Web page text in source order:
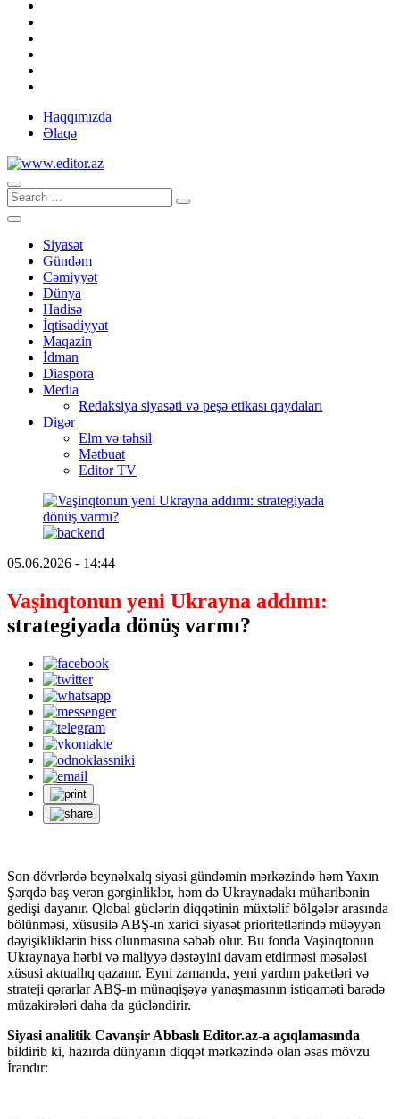
Haqqımızda
Əlaqə
Siyasət
Gündəm
Cəmiyyət
Dünya
Hadisə
İqtisadiyyat
Maqazin
İdman
Diaspora
Media
Redaksiya siyasəti və peşə etikası qaydaları
Digər
Elm və təhsil
Mətbuat
Editor TV
05.06.2026 - 14:44
Vaşinqtonun yeni Ukrayna addımı:
strategiyada dönüş varmı?
Son dövrlərdə beynəlxalq siyasi gündəmin mərkəzində həm Yaxın
Şərqdə baş verən gərginliklər, həm də Ukraynadakı müharibənin
gedişi dayanır. Qlobal güclərin diqqətinin müxtəlif bölgələr arasında
bölünməsi, xüsusilə ABŞ-ın xarici siyasət prioritetlərində müəyyən
dəyişikliklərin hiss olunmasına səbəb olur. Bu fonda Vaşinqtonun
Ukraynaya hərbi və maliyyə dəstəyini davam etdirməsi məsələsi
xüsusi aktuallıq qazanır. Eyni zamanda, yeni yardım paketləri və
strateji qərarlar ABŞ-ın münaqişəyə yanaşmasının istiqaməti barədə
müzakirələri daha da gücləndirir.
Siyasi analitik Cavanşir Abbaslı Editor.az-a açıqlamasında
bildirib ki, hazırda dünyanın diqqət mərkəzində olan əsas mövzu
İrandır: